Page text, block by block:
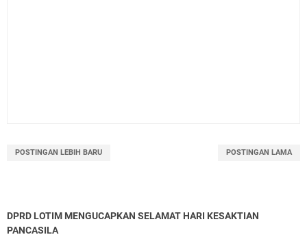
POSTINGAN LEBIH BARU POSTINGAN LAMA
DPRD LOTIM MENGUCAPKAN SELAMAT HARI KESAKTIAN
PANCASILA